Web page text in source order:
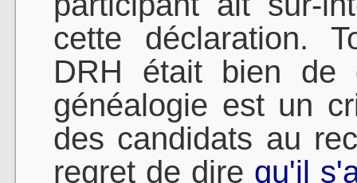
cette déclaration.
DRH était bien de
généalogie est un
des candidats au
regret de dire qu'il